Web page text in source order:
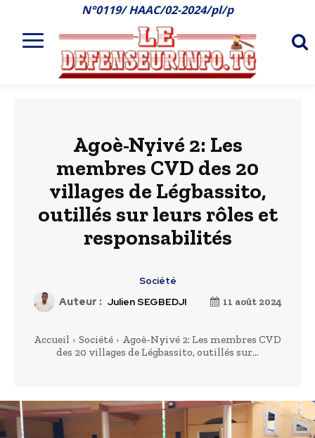
N°0119/ HAAC/02-2024/pl/p
Agoè-Nyivé 2: Les
membres CVD des 20
villages de Légbassito,
outillés sur leurs rôles et
responsabilités
Société
Auteur : Julien SEGBEDJI 11 août 2024
Accueil Société
Agoè-Nyivé 2: Les membres CVD
des 20 villages de Légbassito, outillés sur...